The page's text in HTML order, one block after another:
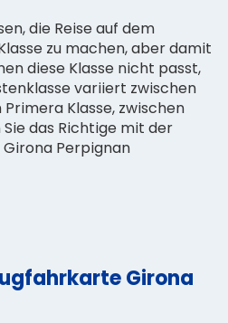
die Reise auf dem
zu machen, aber damit
diese Klasse nicht passt,
variiert zwischen
Primera Klasse, zwischen
Sie das Richtige mit der
Perpignan
Girona